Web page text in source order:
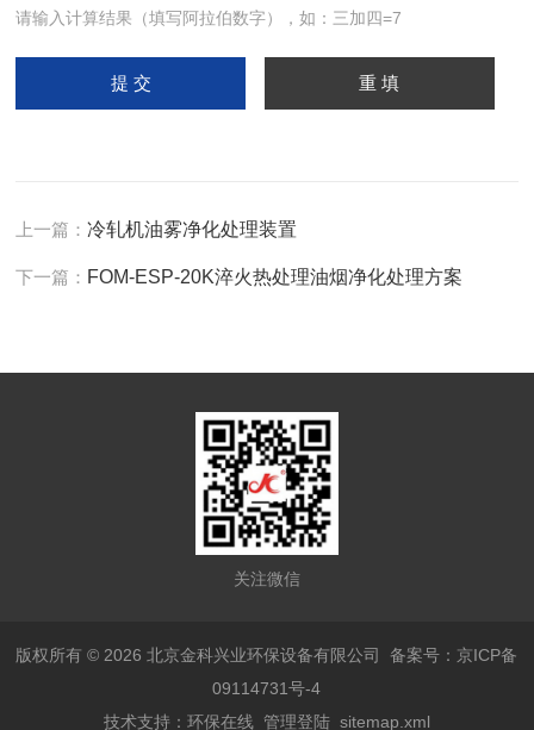
请输入计算结果（填写阿拉伯数字），如：三加四=7
上一篇：冷轧机油雾净化处理装置
下一篇： FOM-ESP-20K淬火热处理油烟净化处理方案
关注微信
版权所有 © 2026 北京金科兴业环保设备有限公司备案号：京ICP备
09114731号-4
技术支持： 环保在线 管理登陆 sitemap.xml